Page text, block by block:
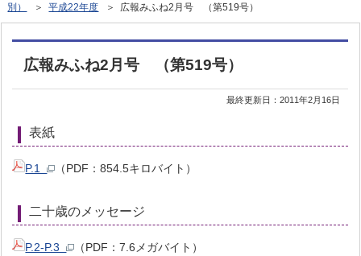
別）
＞平成22年度 ＞ 広報みふね2月号 （第519号）
広報みふね2月号 （第519号）
最終更新日：2011年2月16日
表紙
P.1 （PDF：854.5キロバイト）
二十歳のメッセージ
P.2-P.3 （PDF：7.6メガバイト）